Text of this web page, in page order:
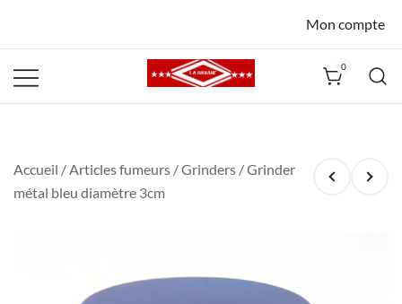
Mon compte
0
Accueil /Articles fumeurs /Grinders / Grinder
métal bleu diamètre 3cm